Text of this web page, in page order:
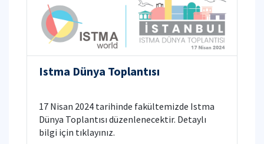
Istma Dünya Toplantısı
17 Nisan 2024 tarihinde fakültemizde Istma
Dünya Toplantısı düzenlenecektir. Detaylı
bilgi için tıklayınız.